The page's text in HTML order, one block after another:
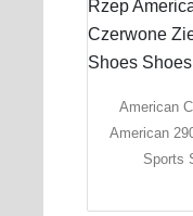
American
American
Sports